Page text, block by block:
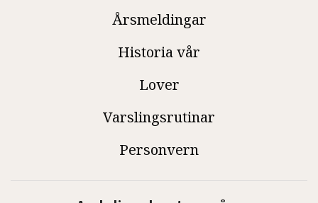
Årsmeldingar
Historia vår
Lover
Varslingsrutinar
Personvern